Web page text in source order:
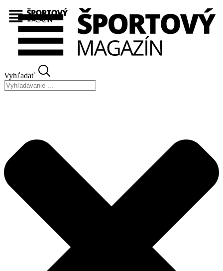
Preskočiť
na
obsah
Vyhľadať